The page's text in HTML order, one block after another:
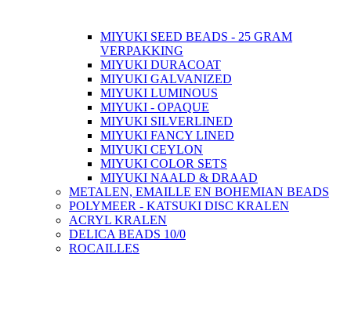
MIYUKI SEED BEADS - 25 GRAM
VERPAKKING
MIYUKI DURACOAT
MIYUKI GALVANIZED
MIYUKI LUMINOUS
MIYUKI - OPAQUE
MIYUKI SILVERLINED
MIYUKI FANCY LINED
MIYUKI CEYLON
MIYUKI COLOR SETS
MIYUKI NAALD & DRAAD
METALEN, EMAILLE EN BOHEMIAN BEADS
POLYMEER - KATSUKI DISC KRALEN
ACRYL KRALEN
DELICA BEADS 10/0
ROCAILLES